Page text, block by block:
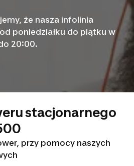
że nasza infolinia
poniedziałku do piątku w
20:00.
stacjonarnego
przy pomocy naszych